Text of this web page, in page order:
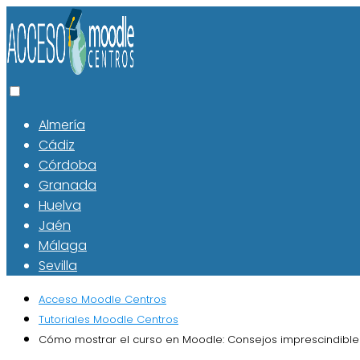
Almería
Cádiz
Córdoba
Granada
Huelva
Jaén
Málaga
Sevilla
Acceso Moodle Centros
Tutoriales Moodle Centros
Cómo mostrar el curso en Moodle: Consejos